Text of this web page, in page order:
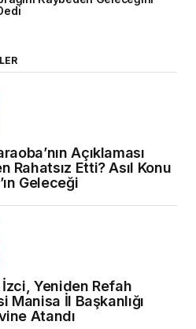
Açıklaması
Rahatsız Etti? Asıl Konu
Geleceği
İzci, Yeniden Refah
Manisa İl Başkanlığı
Atandı